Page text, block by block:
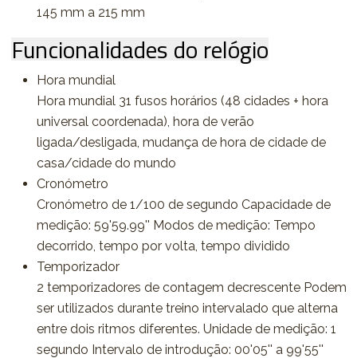
145 mm a 215 mm
Funcionalidades do relógio
Hora mundial
Hora mundial 31 fusos horários (48 cidades + hora
universal coordenada), hora de verão
ligada/desligada, mudança de hora de cidade de
casa/cidade do mundo
Cronómetro
Cronómetro de 1/100 de segundo Capacidade de
medição: 59'59.99'' Modos de medição: Tempo
decorrido, tempo por volta, tempo dividido
Temporizador
2 temporizadores de contagem decrescente Podem
ser utilizados durante treino intervalado que alterna
entre dois ritmos diferentes. Unidade de medição: 1
segundo Intervalo de introdução: 00'05'' a 99'55''